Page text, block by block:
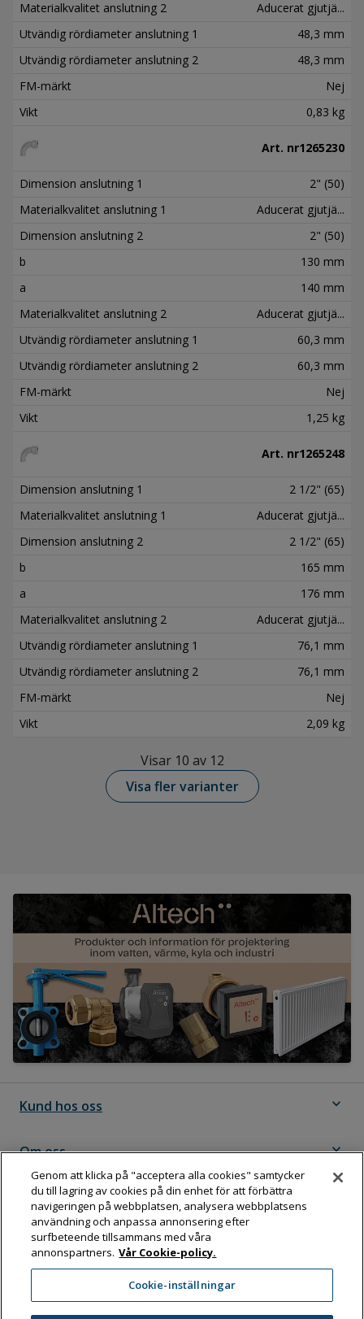
Materialkvalitet anslutning 2
Aducerat gjutjä...
Utvändig rördiameter anslutning 1
48,3 mm
Utvändig rördiameter anslutning 2
48,3 mm
FM-märkt
Nej
Vikt
0,83 kg
Art. nr1265230
Dimension anslutning 1
2" (50)
Materialkvalitet anslutning 1
Aducerat gjutjä...
Dimension anslutning 2
2" (50)
b
130 mm
a
140 mm
Materialkvalitet anslutning 2
Aducerat gjutjä...
Utvändig rördiameter anslutning 1
60,3 mm
Utvändig rördiameter anslutning 2
60,3 mm
FM-märkt
Nej
Vikt
1,25 kg
Art. nr1265248
Dimension anslutning 1
2 1/2" (65)
Materialkvalitet anslutning 1
Aducerat gjutjä...
Dimension anslutning 2
2 1/2" (65)
b
165 mm
a
176 mm
Materialkvalitet anslutning 2
Aducerat gjutjä...
Utvändig rördiameter anslutning 1
76,1 mm
Utvändig rördiameter anslutning 2
76,1 mm
FM-märkt
Nej
Vikt
2,09 kg
Visar 10 av 12
Visa fler varianter
Kund hos oss expand_more
Om oss expand_more
Följ Dahl
Dahl Sverige AB
Box 11076, 161 11 BROMMA
Genom att klicka på "acceptera alla cookies" samtycker
du till lagring av cookies på din enhet för att förbättra
navigeringen på webbplatsen, analysera webbplatsens
användning och anpassa annonsering efter
surfbeteende tillsammans med våra
annonspartners. Vår Cookie-policy.
Cookie-inställningar